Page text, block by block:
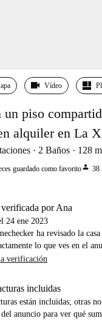
Vídeo
un piso
alquiler en La
2 Baños 128
guardado como favoritoperson 38
verificada por Ana
24 ene 2023
ha revisado la
lo que ves en el
verificación
incluidas
están incluidas; otras
anuncio para ver qué